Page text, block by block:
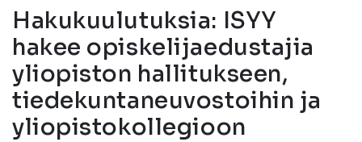
Hakukuulutuksia: ISYY
hakee opiskelijaedustajia
yliopiston hallitukseen,
tiedekuntaneuvostoihin ja
yliopistokollegioon